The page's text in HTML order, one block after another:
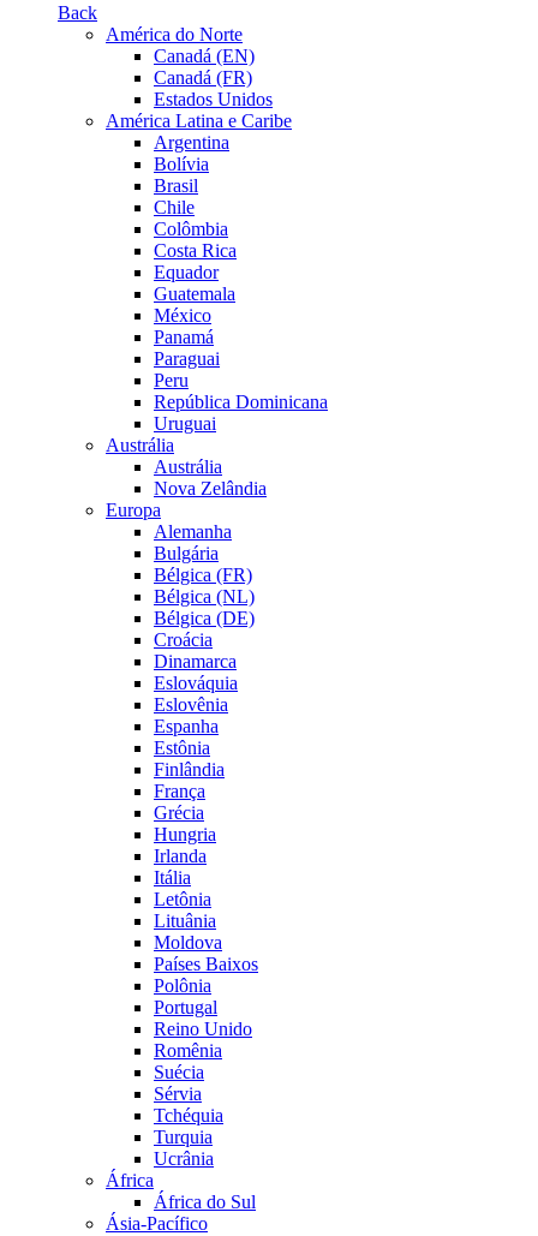
Back
América do Norte
Canadá (EN)
Canadá (FR)
Estados Unidos
América Latina e Caribe
Argentina
Bolívia
Brasil
Chile
Colômbia
Costa Rica
Equador
Guatemala
México
Panamá
Paraguai
Peru
República Dominicana
Uruguai
Austrália
Austrália
Nova Zelândia
Europa
Alemanha
Bulgária
Bélgica (FR)
Bélgica (NL)
Bélgica (DE)
Croácia
Dinamarca
Eslováquia
Eslovênia
Espanha
Estônia
Finlândia
França
Grécia
Hungria
Irlanda
Itália
Letônia
Lituânia
Moldova
Países Baixos
Polônia
Portugal
Reino Unido
Romênia
Suécia
Sérvia
Tchéquia
Turquia
Ucrânia
África
África do Sul
Ásia-Pacífico